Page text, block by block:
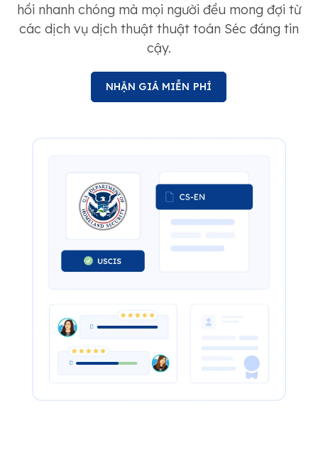
hồi nhanh chóng mà mọi người đều mong đợi từ
các dịch vụ dịch thuật thuật toán Séc đáng tin
cậy.
NHẬN GIÁ MIỄN PHÍ